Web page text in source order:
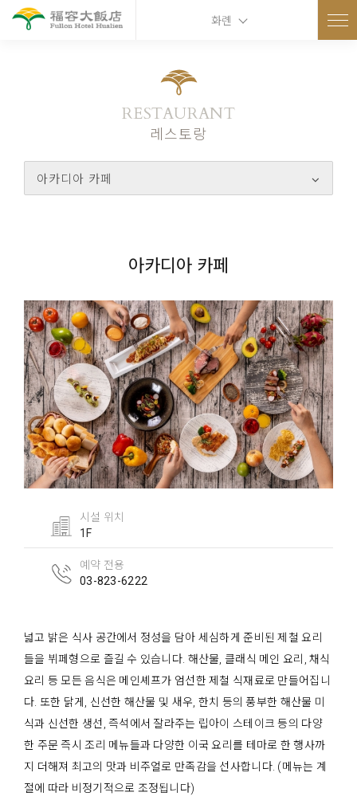
화롄
RESTAURANT
레스토랑
아카디아 카페
아카디아 카페
시설 위치
1F
예약 전용
03-823-6222
넓고 밝은 식사 공간에서 정성을 담아 세심하게 준비된 제철 요리
들을 뷔페형으로 즐길 수 있습니다. 해산물, 클래식 메인 요리, 채식
요리 등 모든 음식은 메인셰프가 엄선한 제철 식재료로 만들어집니
다. 또한 닭게, 신선한 해산물 및 새우, 한치 등의 풍부한 해산물 미
식과 신선한 생선, 즉석에서 잘라주는 립아이 스테이크 등의 다양
한 주문 즉시 조리 메뉴들과 다양한 이국 요리를 테마로 한 행사까
지 더해져 최고의 맛과 비주얼로 만족감을 선사합니다. (메뉴는 계
절에 따라 비정기적으로 조정됩니다)